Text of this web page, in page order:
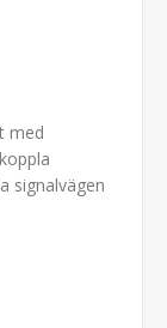
med
signalvägen